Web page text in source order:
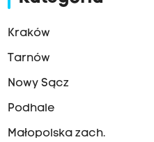
Kraków
Tarnów
Nowy Sącz
Podhale
Małopolska zach.